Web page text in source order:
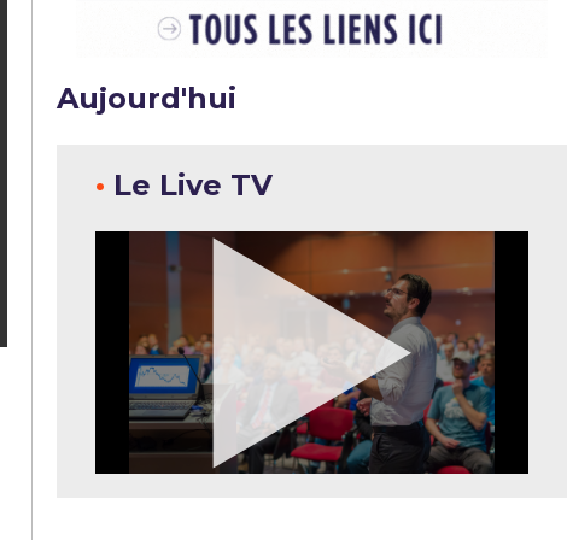
Aujourd'hui
• Le Live TV